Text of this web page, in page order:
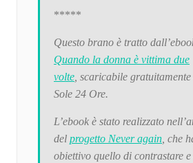
*****
Questo brano è tratto
Quando la donna è vittima due
volte , scaricabile
Sole 24 Ore.
L’ebook è stato realizzato
del progetto Never again , che
obiettivo quello di contrastare